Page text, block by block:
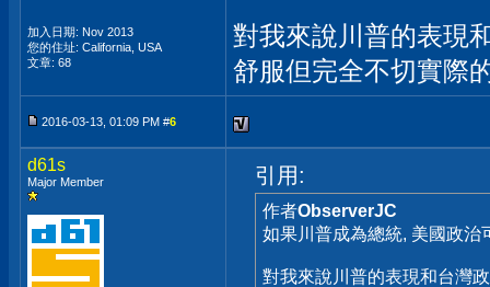
加入日期: Nov 2013
您的住址: California, USA
文章: 68
對我來說川普的表現
舒服但完全不切實際
2016-03-13, 01:09 PM #6
d61s
Major Member 引用:
作者ObserverJC
如果川普成為總統, 美國政治
對我來說川普的表現和台灣